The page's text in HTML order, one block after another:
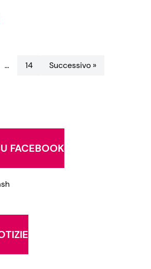
… 14 Successivo »
FACEBOOK